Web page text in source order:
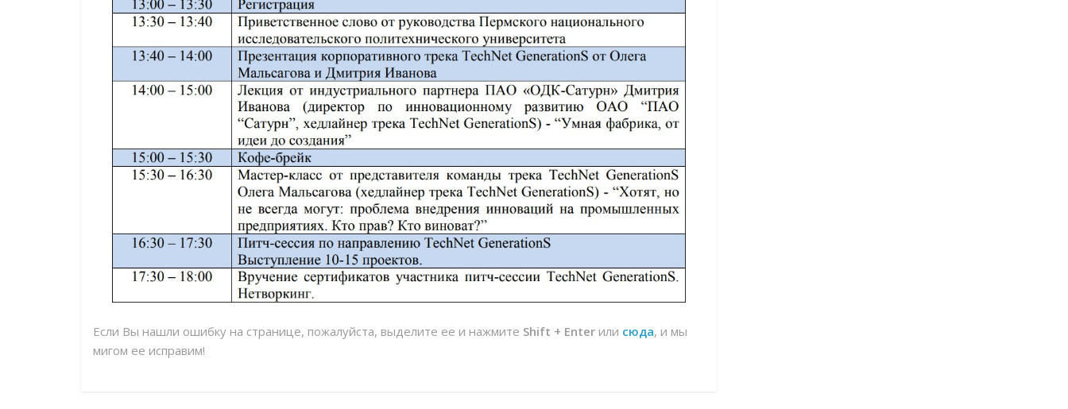
Если Вы нашли ошибку на странице, пожалуйста, выделите ее и нажмите Shift + Enter или сюда, и мы
мигом ее исправим!